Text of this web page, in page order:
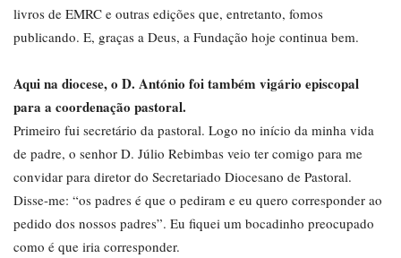
livros de EMRC e outras edições que, entretanto, fomos
publicando. E, graças a Deus, a Fundação hoje continua bem.
Aqui na diocese, o D. António foi também vigário episcopal
para a coordenação pastoral.
Primeiro fui secretário da pastoral. Logo no início da minha vida
de padre, o senhor D. Júlio Rebimbas veio ter comigo para me
convidar para diretor do Secretariado Diocesano de Pastoral.
Disse-me: “os padres é que o pediram e eu quero corresponder ao
pedido dos nossos padres”. Eu fiquei um bocadinho preocupado
como é que iria corresponder.